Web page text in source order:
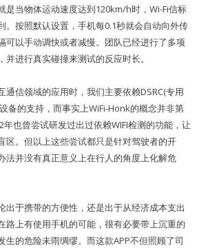
是当物体运动速度达到120km/h时，Wi-Fi信标
。按照默认设置，手机每0.1秒就会自动向外传
可以手动调快或者减慢。团队已经进行了多项
进行真实碰撞来测试的反应时长。
通信领域的应用时，我们主要依赖DSRC(专用
备的支持，而事实上WiFi-Honk的概念并非第
也曾尝试研发过出过依赖WIFI检测的功能，让
区。但以上这些尝试都只是针对驾驶者的开
法并没有真正意义上在行人的角度上化解危
出于携带的方便性，还是出于从经济成本支出
路上有使用手机的可能，很有必要带上沉重的
生的危险未雨绸缪。而这款APP不但照顾了司